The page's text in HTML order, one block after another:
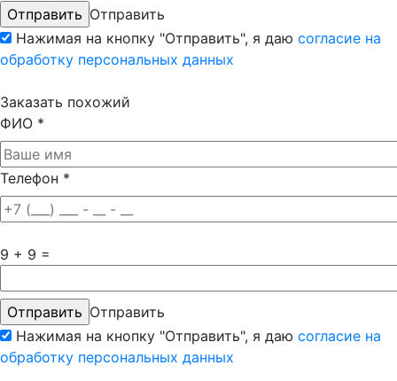
Отправить
Нажимая на кнопку "Отправить", я даю согласие на
обработку персональных данных
Заказать похожий
ФИО *
Телефон *
9 + 9 =
Отправить
Нажимая на кнопку "Отправить", я даю согласие на
обработку персональных данных